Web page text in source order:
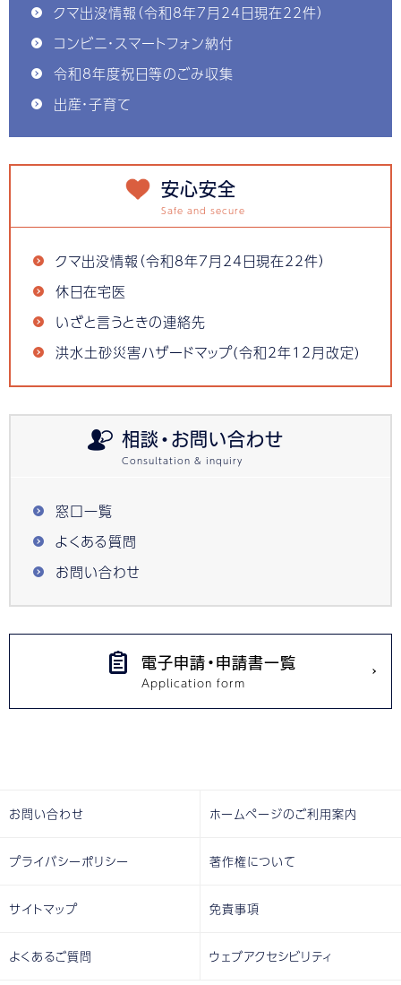
クマ出没情報（令和8年7月24日現在22件）
コンビニ・スマートフォン納付
令和8年度祝日等のごみ収集
出産・子育て
安心安全
クマ出没情報（令和8年7月24日現在22件）
休日在宅医
いざと言うときの連絡先
洪水土砂災害ハザードマップ(令和2年12月改定)
相談・お問い合わせ
窓口一覧
よくある質問
お問い合わせ
電子申請・申請書一覧
お問い合わせ ホームページのご利用案内
プライバシーポリシー 著作権について
サイトマップ 免責事項
よくあるご質問 ウェブアクセシビリティ